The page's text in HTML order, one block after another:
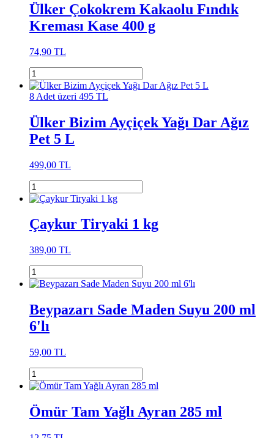
Ülker Çokokrem Kakaolu Fındık
Kreması Kase 400 g
74,90 TL
8 Adet üzeri 495 TL
Ülker Bizim Ayçiçek Yağı Dar Ağız
Pet 5 L
499,00 TL
Çaykur Tiryaki 1 kg
389,00 TL
Beypazarı Sade Maden Suyu 200 ml
6'lı
59,00 TL
Ömür Tam Yağlı Ayran 285 ml